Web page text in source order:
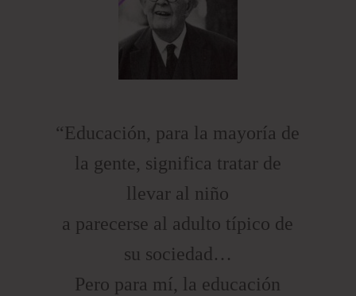
“Educación, para la mayoría de
la gente, significa tratar de
llevar al niño
a parecerse al adulto típico de
su sociedad…
Pero para mí, la educación